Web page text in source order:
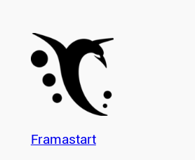
Framastart